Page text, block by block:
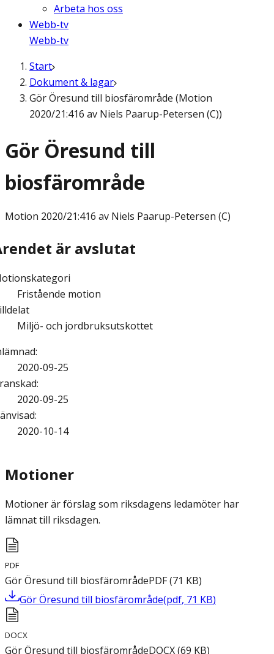
Arbeta hos oss
Webb-tv
Webb-tv
Start
Dokument & lagar
Gör Öresund till biosfärområde (Motion
2020/21:416 av Niels Paarup-Petersen (C))
Gör Öresund till
biosfärområde
Motion 2020/21:416 av Niels Paarup-Petersen (C)
är avslutat
Fristående motion
Miljö- och jordbruksutskottet
:
2020-09-25
:
2020-09-25
:
2020-10-14
Motioner
Motioner är förslag som riksdagens ledamöter har
lämnat till riksdagen.
PDF
Gör Öresund till biosfärområdePDF(71 KB)
Gör Öresund till biosfärområde(pdf, 71 KB)
DOCX
Gör Öresund till biosfärområdeDOCX(69 KB)